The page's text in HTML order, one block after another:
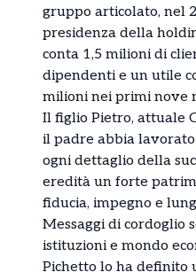
gruppo articolato, nel
presidenza della
conta 1,5 milioni di
dipendenti e un utile
milioni nei primi nove
Il figlio Pietro, attuale
il padre abbia
ogni dettaglio della
eredità un forte
fiducia, impegno e
Messaggi di cordoglio
istituzioni e mondo
Pichetto lo ha definito